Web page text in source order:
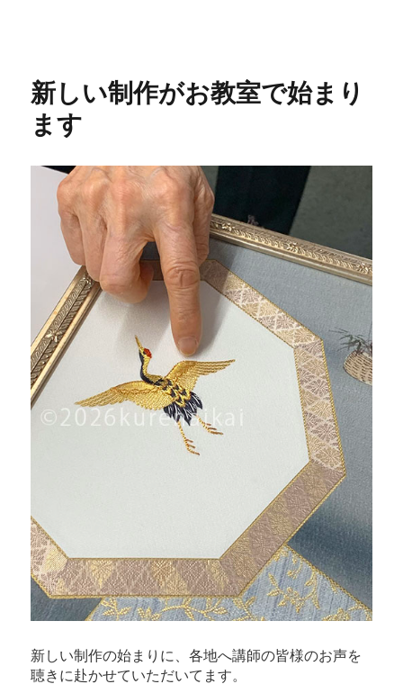
新しい制作がお教室で始まり
ます
新しい制作の始まりに、各地へ講師の皆様のお声を
聴きに赴かせていただいてます。